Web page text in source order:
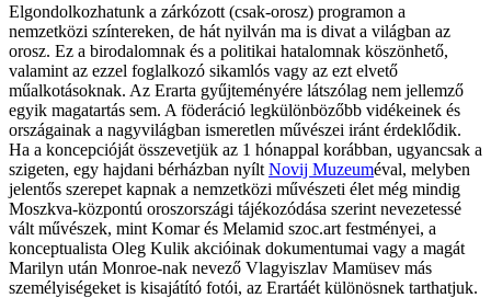
Elgondolkozhatunk a zárkózott (csak-orosz) programon a
nemzetközi színtereken, de hát nyilván ma is divat a világban az
orosz. Ez a birodalomnak és a politikai hatalomnak köszönhető,
valamint az ezzel foglalkozó sikamlós vagy az ezt elvető
műalkotásoknak. Az Erarta gyűjteményére látszólag nem jellemző
egyik magatartás sem. A föderáció legkülönbözőbb vidékeinek és
országainak a nagyvilágban ismeretlen művészei iránt érdeklődik.
Ha a koncepcióját összevetjük az 1 hónappal korábban, ugyancsak a
szigeten, egy hajdani bérházban nyílt Novij Muzeuméval, melyben
jelentős szerepet kapnak a nemzetközi művészeti élet még mindig
Moszkva-központú oroszországi tájékozódása szerint nevezetessé
vált művészek, mint Komar és Melamid szoc.art festményei, a
konceptualista Oleg Kulik akcióinak dokumentumai vagy a magát
Marilyn után Monroe-nak nevező Vlagyiszlav Mamüsev más
személyiségeket is kisajátító fotói, az Erartáét különösnek tarthatjuk.